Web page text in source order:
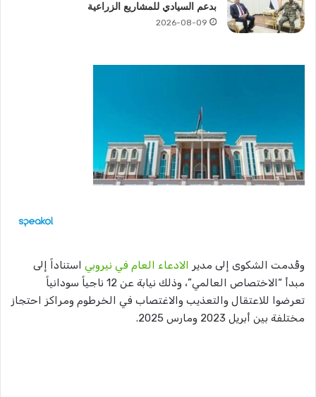
بدعم السيادي للمشاريع الزراعية
2026-08-09
وقُدمت الشكوى إلى مدير الادعاء العام في نيروبي استناداً إلى
مبدأ “الاختصاص العالمي”، وذلك نيابة عن 12 ناجياً سودانياً
تعرضوا للاعتقال والتعذيب والاغتصاب في الخرطوم ومراكز احتجاز
مختلفة بين أبريل 2023 ومارس 2025.